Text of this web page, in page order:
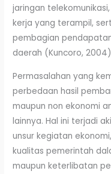
jaringan
kerja yang terampil,
pembagian
daerah (Kuncoro,
Permasalahan yang
perbedaan hasil
maupun non ekonomi
lainnya. Hal ini terjadi
unsur kegiatan
kualitas pemerintah
maupun keterlibatan